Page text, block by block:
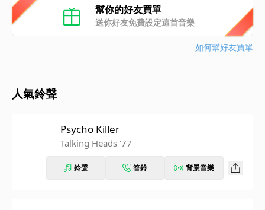
幫你的好友買單
送你好友免費設定這首音樂
如何幫好友買單
人氣鈴聲
Psycho Killer
Talking Heads '77
鈴聲 答鈴 背景音樂